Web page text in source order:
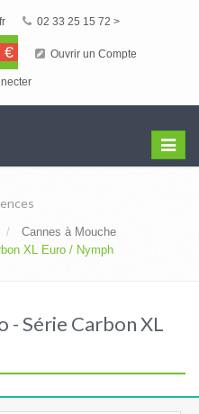
02 33 25 15 72 >
€ Ouvrir un Compte
Menu
Cannes à Mouche
XL Euro / Nymph
- Série Carbon XL